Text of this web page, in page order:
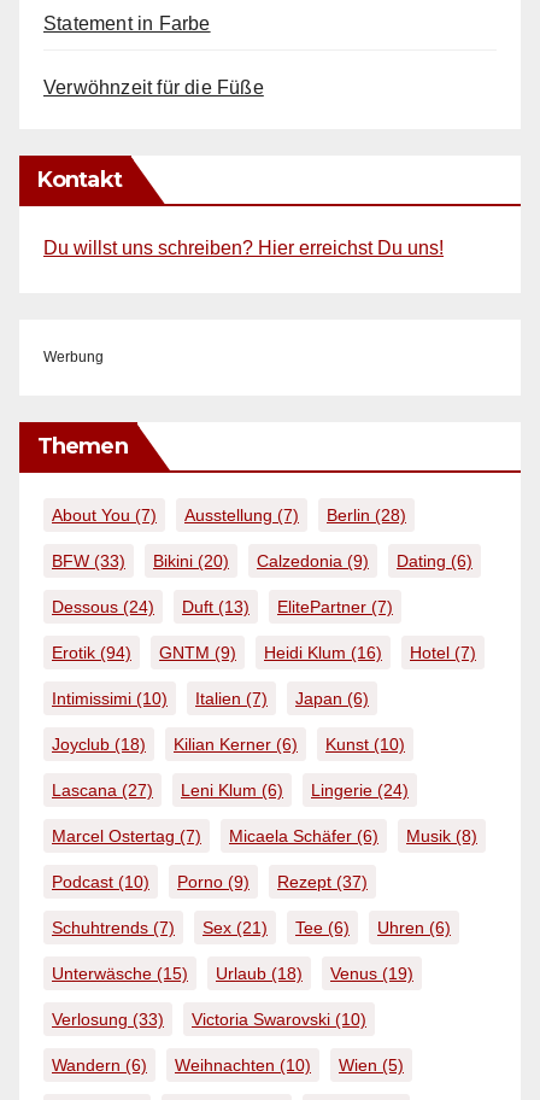
Statement in Farbe
Verwöhnzeit für die Füße
Kontakt
Du willst uns schreiben? Hier erreichst Du uns!
Werbung
Themen
About You (7) Ausstellung (7) Berlin (28)
BFW (33) Bikini (20) Calzedonia (9) Dating (6)
Dessous (24) Duft (13) ElitePartner (7)
Erotik (94) GNTM (9) Heidi Klum (16) Hotel (7)
Intimissimi (10) Italien (7) Japan (6)
Joyclub (18) Kilian Kerner (6) Kunst (10)
Lascana (27) Leni Klum (6) Lingerie (24)
Marcel Ostertag (7) Micaela Schäfer (6) Musik (8)
Podcast (10) Porno (9) Rezept (37)
Schuhtrends (7) Sex (21) Tee (6) Uhren (6)
Unterwäsche (15) Urlaub (18) Venus (19)
Verlosung (33) Victoria Swarovski (10)
Wandern (6) Weihnachten (10) Wien (5)